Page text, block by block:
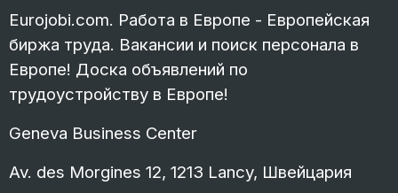
Eurojobi.com. Работа в Европе - Европейская
биржа труда. Вакансии и поиск персонала в
Европе! Доска объявлений по
трудоустройству в Европе!
Geneva Business Center
Av. des Morgines 12, 1213 Lancy, Швейцария